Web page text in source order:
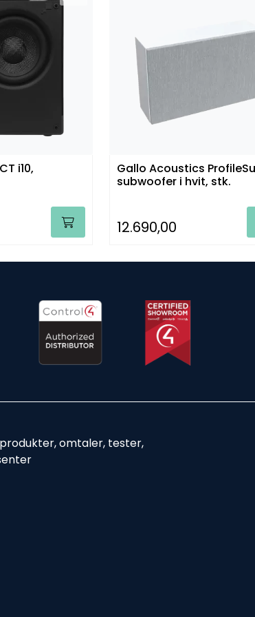
i10,
Gallo Acoustics
subwoofer i hvit, stk.
12.690,00
omtaler, tester,